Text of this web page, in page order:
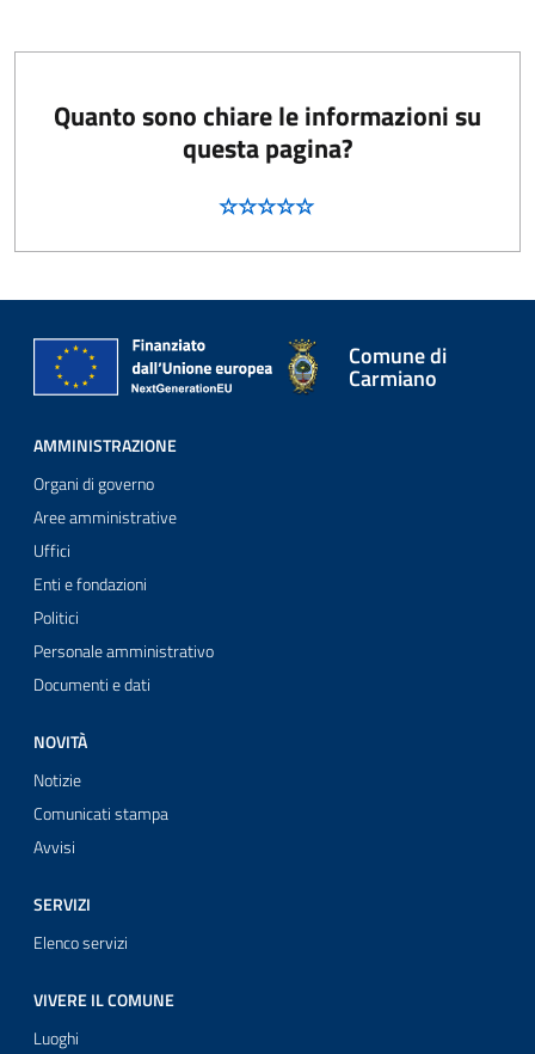
Quanto sono chiare le informazioni su
questa pagina?
Comune di
Carmiano
AMMINISTRAZIONE
Organi di governo
Aree amministrative
Uffici
Enti e fondazioni
Politici
Personale amministrativo
Documenti e dati
NOVITÀ
Notizie
Comunicati stampa
Avvisi
SERVIZI
Elenco servizi
VIVERE IL COMUNE
Luoghi